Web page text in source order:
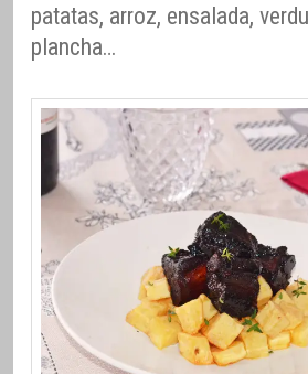
patatas, arroz, ensalada,
plancha…